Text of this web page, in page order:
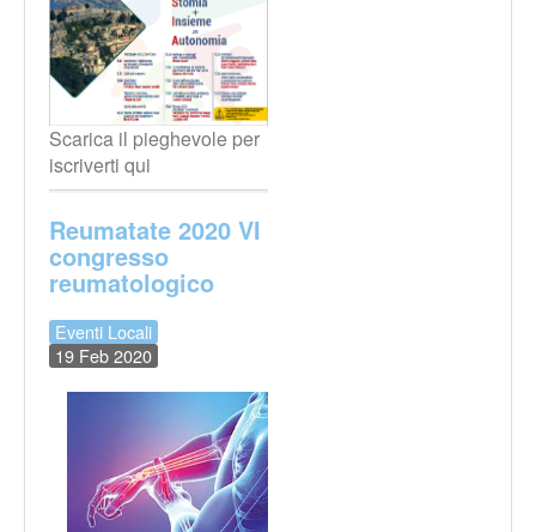
Scarica il pieghevole per
iscriverti qui
Reumatate 2020 VI
congresso
reumatologico
Eventi Locali
19 Feb 2020